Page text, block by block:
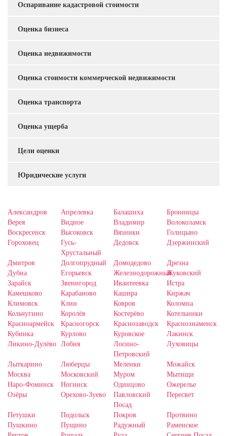
Оспаривание кадастровой стоимости
Оценка бизнеса
Оценка недвижимости
Оценка стоимости коммерческой недвижимости
Оценка транспорта
Оценка ущерба
Цели оценки
Юридические услуги
Александров Апрелевка Балашиха
Бронницы
Верея
Видное Владимир
Волоколамск
Воскресенск
Высоковск Вязники
Голицыно
Гороховец
Гусь-
Хрустальный
Дедовск Дзержинский
Дмитров Долгопрудный Домодедово
Дрезна
Дубна
Егорьевск ЖелезнодорожныйЖуковский
Зарайск
Звенигород Ивантеевка
Истра
Камешково
Карабаново Кашира
Киржач
Климовск
Клин Ковров
Коломна
Кольчугино
Королёв Костерёво
Котельники
Красноармейск
Красногорск Краснозаводск
Краснознаменск
Кубинка
Курлово Куровское
Лакинск
Ликино-Дулёво Лобня
Лосино-
Петровский
Луховицы
Лыткарино Люберцы Меленки
Можайск
Москва
Московский Муром
Мытищи
Наро-Фоминск
Ногинск Одинцово
Ожерелье
Озёры
Орехово-Зуево
Павловский
Посад
Пересвет
Петушки Подольск Покров
Протвино
Пушкино
Пущино Радужный
Раменское